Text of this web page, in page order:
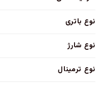
نوع باتری
نوع شارژ
نوع ترمینال